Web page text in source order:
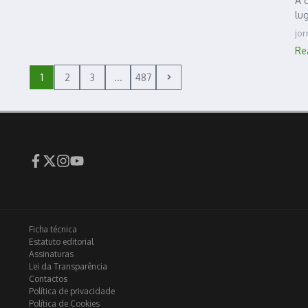
1 2 3 ... 487
Ficha técnica
Estatuto editorial
Assinaturas
Lei da Transparência
Contactos
Política de privacidade
Política de Cookies